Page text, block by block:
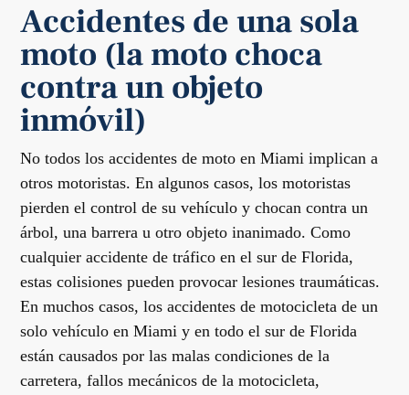
Accidentes de una sola
moto (la moto choca
contra un objeto
inmóvil)
No todos los accidentes de moto en Miami implican a
otros motoristas. En algunos casos, los motoristas
pierden el control de su vehículo y chocan contra un
árbol, una barrera u otro objeto inanimado. Como
cualquier accidente de tráfico en el sur de Florida,
estas colisiones pueden provocar lesiones traumáticas.
En muchos casos, los accidentes de motocicleta de un
solo vehículo en Miami y en todo el sur de Florida
están causados por las malas condiciones de la
carretera, fallos mecánicos de la motocicleta,